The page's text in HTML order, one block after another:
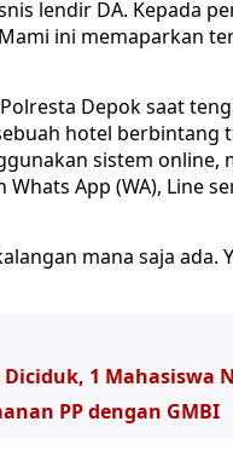
lendir DA. Kepada
ini memaparkan
Depok saat
hotel berbintang
sistem online,
App (WA), Line
mana saja ada.
1 Mahasiswa
PP dengan GMBI